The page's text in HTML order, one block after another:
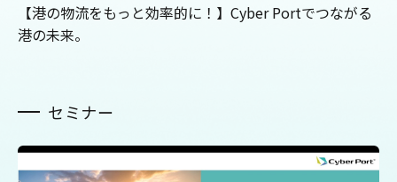
【港の物流をもっと効率的に！】Cyber Portでつながる
港の未来。
セミナー